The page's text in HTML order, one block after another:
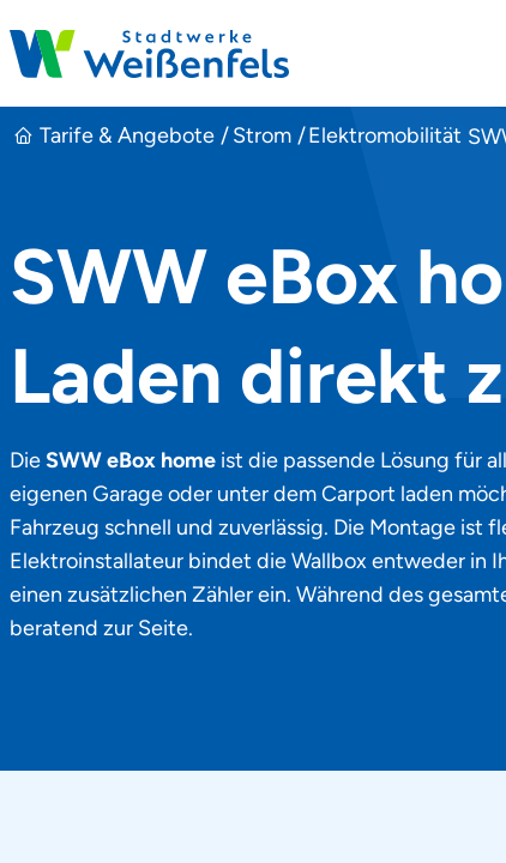
Stadtwerke Weißenfels
Tarife & Angebote Strom Elektromobilität
SWW eBox
Laden direkt
DieSWW eBox homeist die passende Lösung für
eigenen Garage oder unter dem Carport laden
Fahrzeug schnell und zuverlässig. Die Montage ist
Elektroinstallateur bindet die Wallbox entweder in
einen zusätzlichen Zähler ein. Während des
beratend zur Seite.